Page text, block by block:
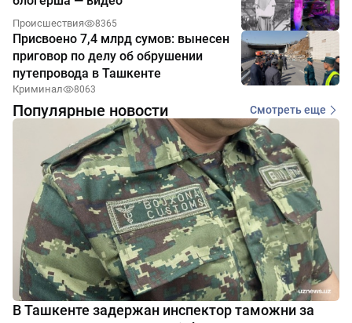
Происшествия 8365
Присвоено 7,4 млрд сумов: вынесен
приговор по делу об обрушении
путепровода в Ташкенте
Криминал 8063
Популярные новости Смотреть еще
В Ташкенте задержан инспектор таможни за